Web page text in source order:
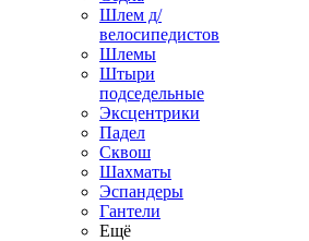
Шлем д/
велосипедистов
Шлемы
Штыри
подседельные
Эксцентрики
Падел
Сквош
Шахматы
Эспандеры
Гантели
Ещё